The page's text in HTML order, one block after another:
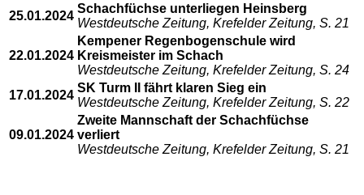
25.01.2024
Schachfüchse unterliegen Heinsberg
Westdeutsche Zeitung, Krefelder Zeitung, S. 21
22.01.2024
Kempener Regenbogenschule wird
Kreismeister im Schach
Westdeutsche Zeitung, Krefelder Zeitung, S. 24
17.01.2024
SK Turm II fährt klaren Sieg ein
Westdeutsche Zeitung, Krefelder Zeitung, S. 22
09.01.2024
Zweite Mannschaft der Schachfüchse
verliert
Westdeutsche Zeitung, Krefelder Zeitung, S. 21